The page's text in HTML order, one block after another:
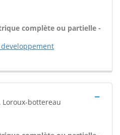
complète ou partielle -
developpement
bottereau